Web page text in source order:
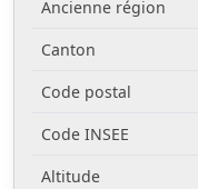
Ancienne région
Canton
Code postal
Code INSEE
Altitude